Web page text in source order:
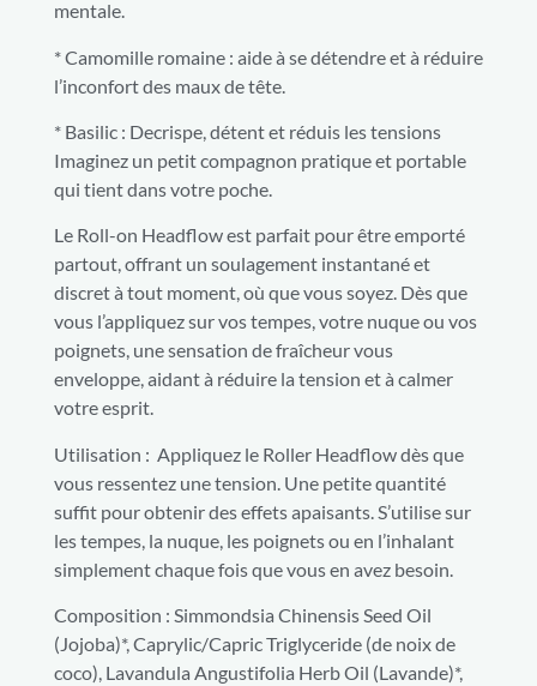
mentale.
* Camomille romaine : aide à se détendre et à réduire
l’inconfort des maux de tête.
* Basilic : Decrispe, détent et réduis les tensions
Imaginez un petit compagnon pratique et portable
qui tient dans votre poche.
Le Roll-on Headflow est parfait pour être emporté
partout, offrant un soulagement instantané et
discret à tout moment, où que vous soyez. Dès que
vous l’appliquez sur vos tempes, votre nuque ou vos
poignets, une sensation de fraîcheur vous
enveloppe, aidant à réduire la tension et à calmer
votre esprit.
Utilisation : Appliquez le Roller Headflow dès que
vous ressentez une tension. Une petite quantité
suffit pour obtenir des effets apaisants. S’utilise sur
les tempes, la nuque, les poignets ou en l’inhalant
simplement chaque fois que vous en avez besoin.
Composition : Simmondsia Chinensis Seed Oil
(Jojoba)*, Caprylic/Capric Triglyceride (de noix de
coco), Lavandula Angustifolia Herb Oil (Lavande)*,